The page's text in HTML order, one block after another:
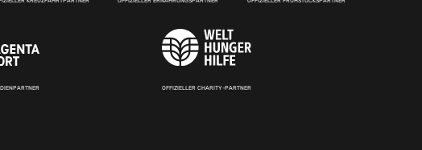
OFFIZIELLER CHARITY-PARTNER